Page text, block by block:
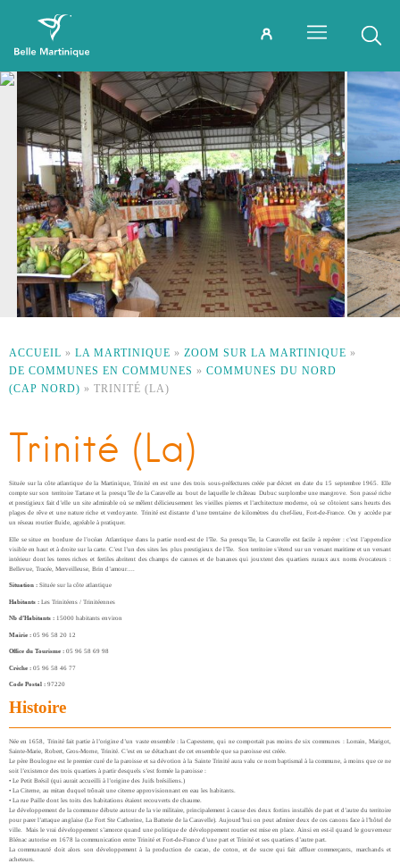
ACCUEIL » LA MARTINIQUE » ZOOM SUR LA MARTINIQUE »
DE COMMUNES EN COMMUNES » COMMUNES DU NORD
(CAP NORD) » TRINITÉ (LA)
Trinité (La)
Située sur la côte atlantique de la Martinique, Trinité en est une des trois sous-préfectures créée par décret en date du 15 septembre 1965. Elle
compte sur son territoire Tartane et la presqu’île de la Caravelle au bout de laquelle le château Dubuc surplombe une mangrove. Son passé riche
et prestigieux fait d’elle un site admirable où se mêlent délicieusement les vieilles pierres et l’architecture moderne, où se côtoient sans heurts des
plages de rêve et une nature riche et verdoyante. Trinité est distante d’une trentaine de kilomètres du chef-lieu, Fort-de-France. On y accède par
un réseau routier fluide, agréable à pratiquer.
Elle se situe en bordure de l’océan Atlantique dans la partie nord-est de l’île. Sa presqu’île, la Caravelle est facile à repérer : c’est l’appendice
visible en haut et à droite sur la carte. C’est l’un des sites les plus prestigieux de l’île. Son territoire s’étend sur un versant maritime et un versant
intérieur dont les terres riches et fertiles abritent des champs de cannes et de bananes qui jouxtent des quartiers ruraux aux noms évocateurs :
Bellevue, Tracée, Merveilleuse, Brin d’amour….
Situation : Située sur la côte atlantique
Habitants : Les Trinitéens / Trinitéennes
Nb d’Habitants : 15000 habitants environ
Mairie : 05 96 58 20 12
Office du Tourisme : 05 96 58 69 98
Crèche : 05 96 58 46 77
Code Postal : 97220
Histoire
Née en 1658, Trinité fait partie à l’origine d’un vaste ensemble : la Capesterre, qui ne comportait pas moins de six communes : Lorrain, Marigot,
Sainte-Marie, Robert, Gros-Morne, Trinité. C’est en se détachant de cet ensemble que sa paroisse est créée.
Le père Boulogne est le premier curé de la paroisse et sa dévotion à la Sainte Trinité aura valu ce nom baptismal à la commune, à moins que ce ne
soit l’existence des trois quartiers à partir desquels s’est formée la paroisse :
• Le Petit Brésil (qui aurait accueilli à l’origine des Juifs brésiliens.)
• La Citerne, au mitan duquel trônait une citerne approvisionnant en eau les habitants.
• La rue Paille dont les toits des habitations étaient recouverts de chaume.
Le développement de la commune débute autour de la vie militaire, principalement à cause des deux fortins installés de part et d’autre du territoire
pour parer l’attaque anglaise (Le Fort Ste Catherine, La Batterie de la Caravelle). Aujourd’hui on peut admirer deux de ces canons face à l’hôtel de
ville. Mais le vrai développement s’amorce quand une politique de développement routier est mise en place. Ainsi en est-il quand le gouverneur
Blénac autorise en 1678 la communication entre Trinité et Fort-de-France d’une part et Trinité et ses quartiers d’autre part.
La communauté doit alors son développement à la production de cacao, de coton, et de sucre qui fait affluer commerçants, marchands et
acheteurs.